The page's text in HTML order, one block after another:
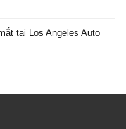
tại Los Angeles Auto